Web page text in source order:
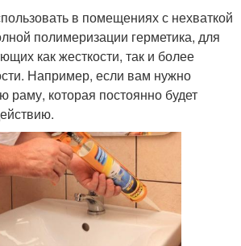
в помещениях с нехваткой
полимеризации герметика, для
как жесткости, так и более
Например, если вам нужно
раму, которая постоянно будет